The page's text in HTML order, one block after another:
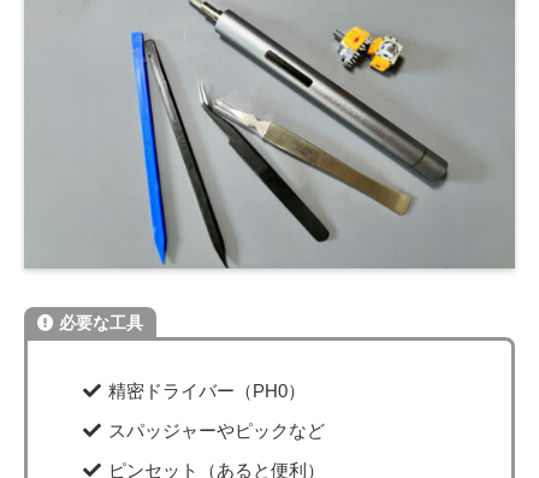
必要な工具
精密ドライバー（PH0）
スパッジャーやピックなど
ピンセット（あると便利）